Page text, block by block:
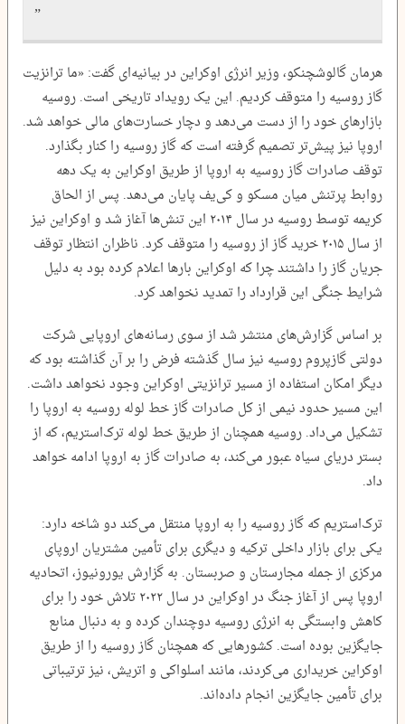
هرمان گالوشچنکو، وزیر انرژی اوکراین در بیانیه‌ای گفت: «ما ترانزیت
گاز روسیه را متوقف کردیم. این یک رویداد تاریخی است. روسیه
بازارهای خود را از دست می‌دهد و دچار خسارت‌های مالی خواهد شد.
اروپا نیز پیش‌تر تصمیم گرفته است که گاز روسیه را کنار بگذارد.
توقف صادرات گاز روسیه به اروپا از طریق اوکراین به یک دهه
روابط پرتنش میان مسکو و کی‌یف پایان می‌دهد. پس از الحاق
کریمه توسط روسیه در سال ۲۰۱۴ این تنش‌ها آغاز شد و اوکراین نیز
از سال ۲۰۱۵ خرید گاز از روسیه را متوقف کرد. ناظران انتظار توقف
جریان گاز را داشتند چرا که اوکراین بارها اعلام کرده بود به دلیل
شرایط جنگی این قرارداد را تمدید نخواهد کرد.
بر اساس گزارش‌های منتشر شد از سوی رسانه‌های اروپایی شرکت
دولتی گازپروم روسیه نیز سال گذشته فرض را بر آن گذاشته بود که
دیگر امکان استفاده از مسیر ترانزیتی اوکراین وجود نخواهد داشت.
این مسیر حدود نیمی از کل صادرات گاز خط لوله‌ روسیه به اروپا را
تشکیل می‌داد. روسیه همچنان از طریق خط لوله ترک‌استریم، که از
بستر دریای سیاه عبور می‌کند، به صادرات گاز به اروپا ادامه خواهد
داد.
ترک‌استریم که گاز روسیه را به اروپا منتقل می‌کند دو شاخه دارد:
یکی برای بازار داخلی ترکیه و دیگری برای تأمین مشتریان اروپای
مرکزی از جمله مجارستان و صربستان. به گزارش یورونیوز، اتحادیه
اروپا پس از آغاز جنگ در اوکراین در سال ۲۰۲۲ تلاش خود را برای
کاهش وابستگی به انرژی روسیه دوچندان کرده و به دنبال منابع
جایگزین بوده است. کشورهایی که همچنان گاز روسیه را از طریق
اوکراین خریداری می‌کردند، مانند اسلواکی و اتریش، نیز ترتیباتی
برای تأمین جایگزین انجام داده‌اند.